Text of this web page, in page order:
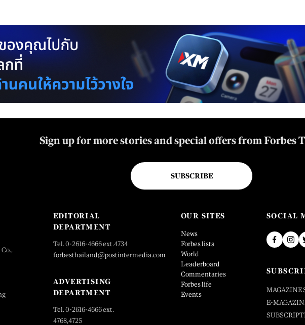
Sign up for more stories and special offers from Forbes
SUBSCRIBE
EDITORIAL
DEPARTMENT
Tel. 0-2616-4666 ext.4734
forbesthailand@postintermedia.com
ADVERTISING
DEPARTMENT
Tel. 0-2616-4666 ext.
4768,4725
OUR SITES
News
Forbes lists
World
Leaderboard
Commentaries
Forbes life
Events
SOCIAL
MAGAZINE
E-